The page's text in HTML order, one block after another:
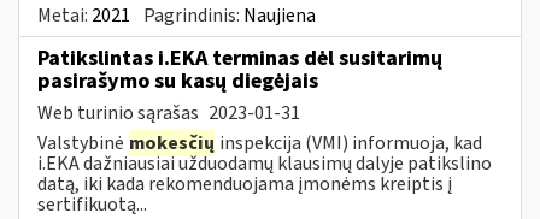
Metai: 2021 Pagrindinis: Naujiena
Patikslintas i.EKA terminas dėl susitarimų
pasirašymo su kasų diegėjais
Web turinio sąrašas 2023-01-31
Valstybinė mokesčių inspekcija (VMI) informuoja, kad
i.EKA dažniausiai užduodamų klausimų dalyje patikslino
datą, iki kada rekomenduojama įmonėms kreiptis į
sertifikuotą...